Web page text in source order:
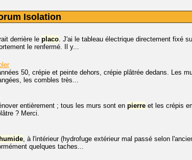
Isolation
derrière le placo. J'ai le tableau électrique directement fixé
le renfermé. Il y...
50, crépie et peinte dehors, crépie plâtrée dedans. Les
les combles très...
entièrement ; tous les murs sont en pierre et les crépis
? Merci.
humide, à l'intérieur (hydrofuge extérieur mal passé selon
quelques taches...